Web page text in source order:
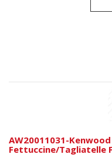
AW20011031-Kenwood
Fettuccine/Tagliatelle